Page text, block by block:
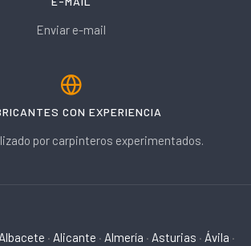
Enviar e-mail
CON EXPERIENCIA
por carpinteros experimentados.
Albacete · Alicante · Almería · Asturias · Ávila ·